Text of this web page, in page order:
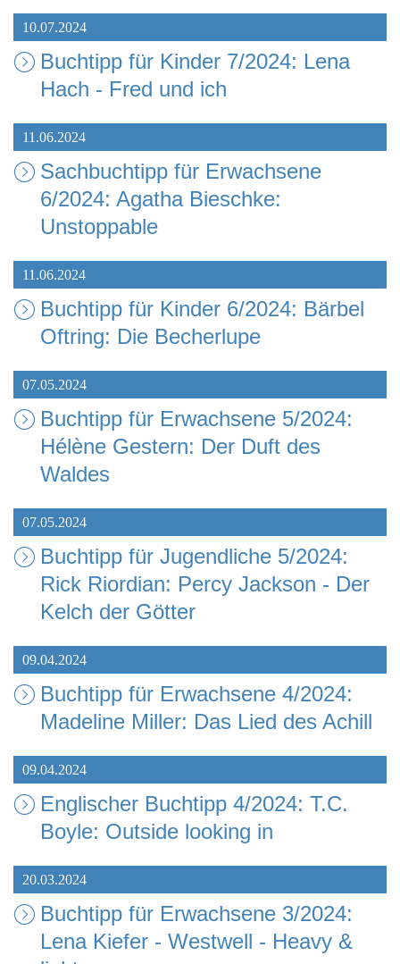
10.07.2024
Buchtipp für Kinder 7/2024: Lena
Hach - Fred und ich
11.06.2024
Sachbuchtipp für Erwachsene
6/2024: Agatha Bieschke:
Unstoppable
11.06.2024
Buchtipp für Kinder 6/2024: Bärbel
Oftring: Die Becherlupe
07.05.2024
Buchtipp für Erwachsene 5/2024:
Hélène Gestern: Der Duft des
Waldes
07.05.2024
Buchtipp für Jugendliche 5/2024:
Rick Riordian: Percy Jackson - Der
Kelch der Götter
09.04.2024
Buchtipp für Erwachsene 4/2024:
Madeline Miller: Das Lied des Achill
09.04.2024
Englischer Buchtipp 4/2024: T.C.
Boyle: Outside looking in
20.03.2024
Buchtipp für Erwachsene 3/2024:
Lena Kiefer - Westwell - Heavy &